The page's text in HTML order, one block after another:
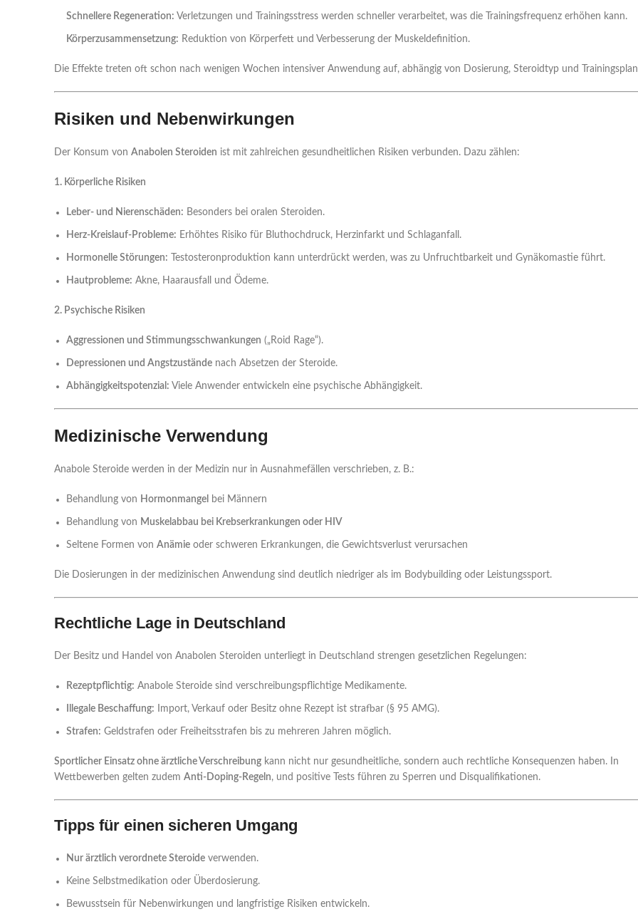
Schnellere Regeneration: Verletzungen und Trainingsstress werden schneller verarbeitet, was die Trainingsfrequenz erhöhen kann.
Körperzusammensetzung: Reduktion von Körperfett und Verbesserung der Muskeldefinition.
Die Effekte treten oft schon nach wenigen Wochen intensiver Anwendung auf, abhängig von Dosierung, Steroidtyp und
Risiken und Nebenwirkungen
Der Konsum von Anabolen Steroiden ist mit zahlreichen gesundheitlichen Risiken verbunden. Dazu zählen:
1. Körperliche Risiken
Leber- und Nierenschäden: Besonders bei oralen Steroiden.
Herz-Kreislauf-Probleme: Erhöhtes Risiko für Bluthochdruck, Herzinfarkt und Schlaganfall.
Hormonelle Störungen: Testosteronproduktion kann unterdrückt werden, was zu Unfruchtbarkeit und Gynäkomastie führt.
Hautprobleme: Akne, Haarausfall und Ödeme.
2. Psychische Risiken
Aggressionen und Stimmungsschwankungen („Roid Rage“).
Depressionen und Angstzustände nach Absetzen der Steroide.
Abhängigkeitspotenzial: Viele Anwender entwickeln eine psychische Abhängigkeit.
Medizinische Verwendung
Anabole Steroide werden in der Medizin nur in Ausnahmefällen verschrieben, z. B.:
Behandlung von Hormonmangel bei Männern
Behandlung von Muskelabbau bei Krebserkrankungen oder HIV
Seltene Formen von Anämie oder schweren Erkrankungen, die Gewichtsverlust verursachen
Die Dosierungen in der medizinischen Anwendung sind deutlich niedriger als im Bodybuilding oder Leistungssport.
Rechtliche Lage in Deutschland
Der Besitz und Handel von Anabolen Steroiden unterliegt in Deutschland strengen gesetzlichen Regelungen:
Rezeptpflichtig: Anabole Steroide sind verschreibungspflichtige Medikamente.
Illegale Beschaffung: Import, Verkauf oder Besitz ohne Rezept ist strafbar (§ 95 AMG).
Strafen: Geldstrafen oder Freiheitsstrafen bis zu mehreren Jahren möglich.
Sportlicher Einsatz ohne ärztliche Verschreibung kann nicht nur gesundheitliche, sondern auch rechtliche Konsequenzen haben. In
Wettbewerben gelten zudem Anti-Doping-Regeln, und positive Tests führen zu Sperren und Disqualifikationen.
Tipps für einen sicheren Umgang
Nur ärztlich verordnete Steroide verwenden.
Keine Selbstmedikation oder Überdosierung.
Bewusstsein für Nebenwirkungen und langfristige Risiken entwickeln.